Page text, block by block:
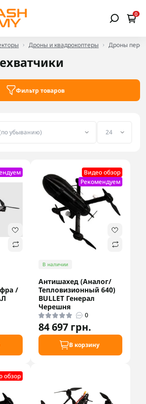
0
Дроны и квадрокоптеры Дроны
Фильтр товаров
/
Видео обзор
Рекомендуем
В наличии
Антишахед (Аналог/
Тепловизионный 640)
BULLET Генерал
Черешня
0
84 697 грн.
В корзину
обзор